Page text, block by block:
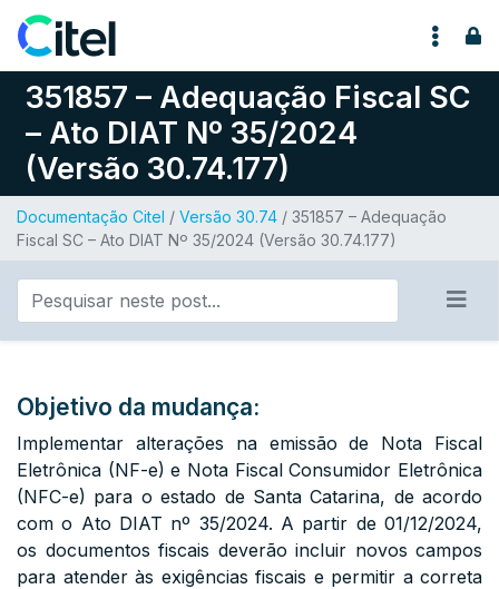
Pular para o conteúdo
351857 – Adequação Fiscal SC
– Ato DIAT Nº 35/2024
(Versão 30.74.177)
Documentação Citel / Versão 30.74 / 351857 – Adequação
Fiscal SC – Ato DIAT Nº 35/2024 (Versão 30.74.177)
Objetivo da mudança:
Implementar alterações na emissão de Nota Fiscal
Eletrônica (NF-e) e Nota Fiscal Consumidor Eletrônica
(NFC-e) para o estado de Santa Catarina, de acordo
com o Ato DIAT nº 35/2024. A partir de 01/12/2024,
os documentos fiscais deverão incluir novos campos
para atender às exigências fiscais e permitir a correta